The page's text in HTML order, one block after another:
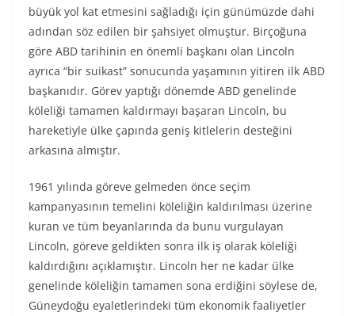
büyük yol kat etmesini sağladığı için günümüzde dahi
adından söz edilen bir şahsiyet olmuştur. Birçoğuna
göre ABD tarihinin en önemli başkanı olan Lincoln
ayrıca “bir suikast” sonucunda yaşamının yitiren ilk ABD
başkanıdır. Görev yaptığı dönemde ABD genelinde
köleliği tamamen kaldırmayı başaran Lincoln, bu
hareketiyle ülke çapında geniş kitlelerin desteğini
arkasına almıştır.
1961 yılında göreve gelmeden önce seçim
kampanyasının temelini köleliğin kaldırılması üzerine
kuran ve tüm beyanlarında da bunu vurgulayan
Lincoln, göreve geldikten sonra ilk iş olarak köleliği
kaldırdığını açıklamıştır. Lincoln her ne kadar ülke
genelinde köleliğin tamamen sona erdiğini söylese de,
Güneydoğu eyaletlerindeki tüm ekonomik faaliyetler